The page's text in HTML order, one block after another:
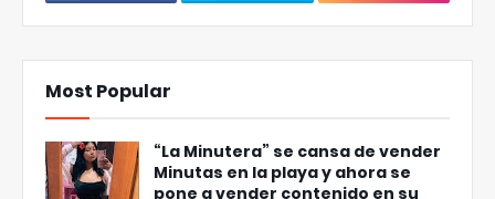
Most Popular
“La Minutera” se cansa de vender
Minutas en la playa y ahora se
pone a vender contenido en su